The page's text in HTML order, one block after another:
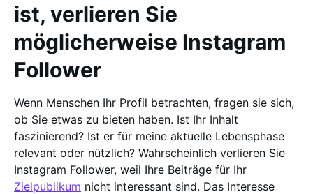
ist, verlieren Sie
möglicherweise Instagram
Follower
Wenn Menschen Ihr Profil betrachten, fragen sie sich,
ob Sie etwas zu bieten haben. Ist Ihr Inhalt
faszinierend? Ist er für meine aktuelle Lebensphase
relevant oder nützlich? Wahrscheinlich verlieren Sie
Instagram Follower, weil Ihre Beiträge für Ihr
Zielpublikum nicht interessant sind. Das Interesse